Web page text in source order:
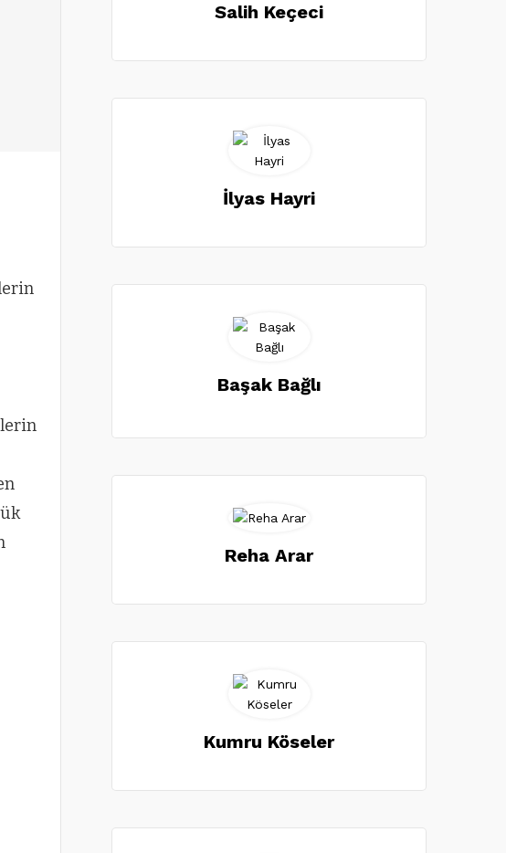
Salih Keçeci
İlyas Hayri
Başak Bağlı
Reha Arar
Kumru Köseler